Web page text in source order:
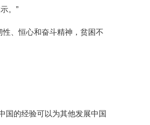
。”
、恒心和奋斗精神，贫困不
的经验可以为其他发展中国